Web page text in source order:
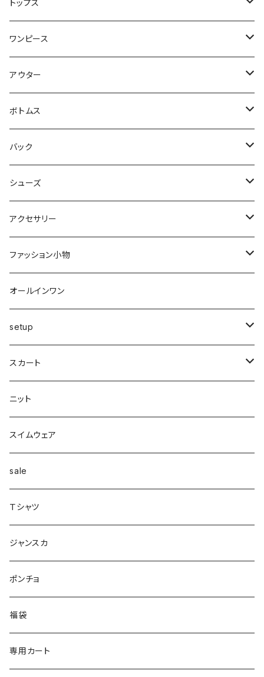
トップス
Tシャツ・カットソー
キャミソール・タンクトップ
シャツ・ブラウス
パーカー・トレーナー
裏起毛
サマーニット
その他
ニットトップス
異素材
カシミヤ
ベスト
変形
カーディガン付き
カーディガン
タートルネック
配色
ボンディング
シアー
リブ
ノースリーブ
ポンチョ
ドッキング
ワンピース
ミニ
ヒザ丈
マキシ丈
オールインワン
セットアップ
変形
ベスト
ニット
キャミワンピース
ロング
Tシャツマキシ
シャツ
カットソー
カシュクール
ノースリーブ
スリット
フラワー柄
アウター
ジャケット
中綿
ブルゾン
カーデ・ベスト
ベスト
その他
ベスト
スカート
ロングコート
カーディガン
ロングシャツ
フェザーダウン
ダウン
コート
woolコート
パイピング
フェイクレザー
ボア
トレンチコート
シャツ
ボトムス
スカート
フレアー
プリーツ
パンツ
スウェット
ジョガー
デニム
スパッツ・レギンス・タイツ
ハイウエスト
ワイド
ニット
スキニー
テーパード
配色
リブ
スウェット
ダンボール
バルーン
サテン
バック
ショルダー
クラッチ
カゴbag
肩掛け
clear
デザインbag
エコ
シューズ
ブーツ
スニーカー
パンプス
サンダル
アクセサリー
ピアス・イヤリング
ピアス
リング
リング
ブレス・アンクレット
ネックレス
ヘアーピン
ヘアーゴム
イヤカフ
ファッション小物
帽子
巻き物
ソックス
財布
ベルト
オールインワン
setup
Top's
スカート
pants
スカート
スリット
ジャンク
ニット
スイムウェア
sale
Ｔシャツ
ジャンスカ
ポンチョ
福袋
専用カート